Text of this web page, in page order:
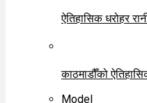
ऐतिहासिक धरोहर
काठमाडौँको
Model